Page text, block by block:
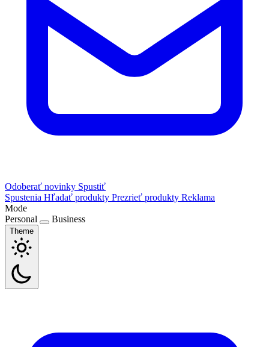
Odoberať novinky Spustiť
Spustenia Hľadať produkty Prezrieť produkty Reklama
Mode
Personal
Business
Theme